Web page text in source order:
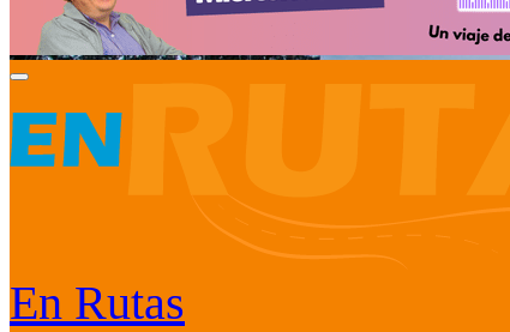
En Rutas